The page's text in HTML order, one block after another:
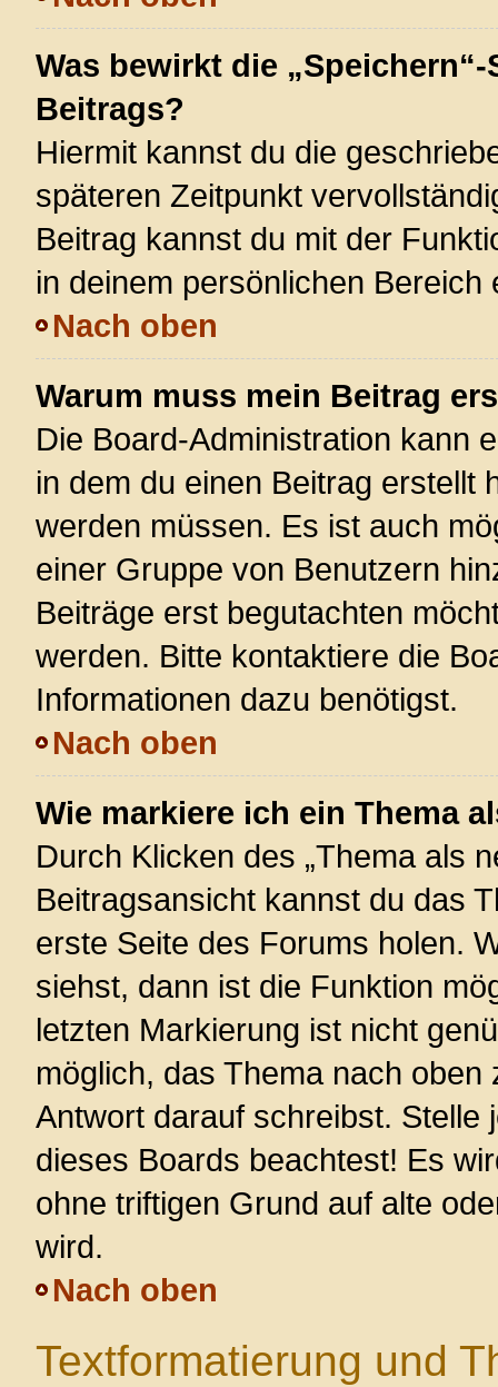
Was bewirkt die
Beitrags?
Hiermit kannst du die
späteren Zeitpunkt
Beitrag kannst du mit der
in deinem persönlichen Bereich
Nach oben
Warum muss mein Beitrag
Die Board-Administration kann
in dem du einen Beitrag erstellt
werden müssen. Es ist auch
einer Gruppe von Benutzern
Beiträge erst begutachten
werden. Bitte kontaktiere die
Informationen dazu benötigst.
Nach oben
Wie markiere ich ein Thema
Durch Klicken des „Thema als
Beitragsansicht kannst du das
erste Seite des Forums holen.
siehst, dann ist die Funktion
letzten Markierung ist nicht
möglich, das Thema nach
Antwort darauf schreibst. Stelle
dieses Boards beachtest! Es
ohne triftigen Grund auf alte
wird.
Nach oben
Textformatierung und